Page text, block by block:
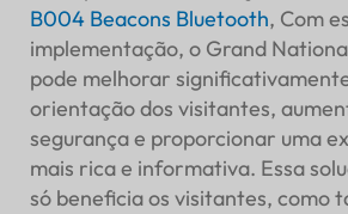
B004 Beacons Bluetooth, Com
implementação, o Grand
pode melhorar
orientação dos visitantes,
segurança e proporcionar uma
mais rica e informativa. Essa
só beneficia os visitantes, como